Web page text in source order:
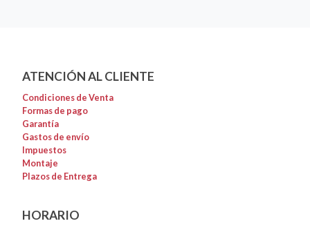
ATENCIÓN AL CLIENTE
Condiciones de Venta
Formas de pago
Garantía
Gastos de envío
Impuestos
Montaje
Plazos de Entrega
HORARIO